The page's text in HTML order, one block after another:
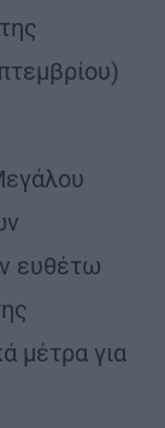
ευθέτω
μέτρα για